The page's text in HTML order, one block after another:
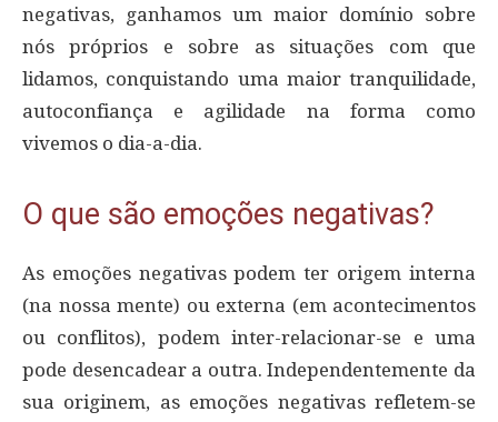
negativas, ganhamos um maior domínio sobre
nós próprios e sobre as situações com que
lidamos, conquistando uma maior tranquilidade,
autoconfiança e agilidade na forma como
vivemos o dia-a-dia.
O que são emoções negativas?
As emoções negativas podem ter origem interna
(na nossa mente) ou externa (em acontecimentos
ou conflitos), podem inter-relacionar-se e uma
pode desencadear a outra. Independentemente da
sua originem, as emoções negativas refletem-se